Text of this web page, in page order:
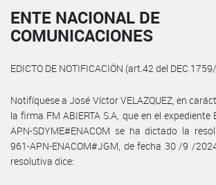
ENTE NACIONAL DE
COMUNICACIONES
EDICTO DE NOTIFICACIÓN (art.42 del
Notifíquese a José Víctor VELAZQUEZ, en
la firma FM ABIERTA S.A, que en el
APN-SDYME#ENACOM se ha dictado la
961-APN-ENACOM#JGM, de fecha 30 /9 /
resolutiva dice: